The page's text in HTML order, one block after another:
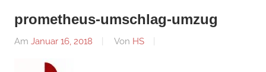
prometheus-umschlag-umzug
Am Januar 16, 2018 Von HS